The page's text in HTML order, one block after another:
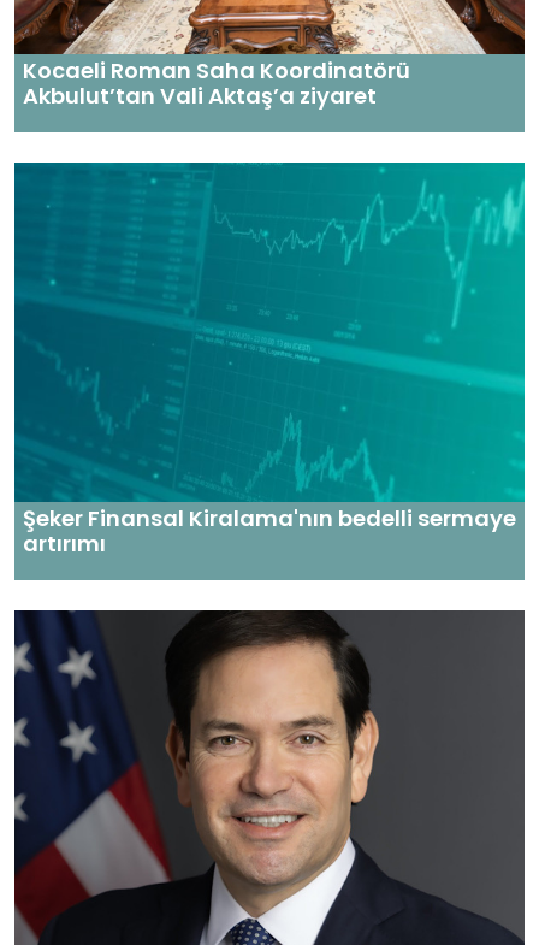
Kocaeli Roman Saha Koordinatörü
Akbulut’tan Vali Aktaş’a ziyaret
Şeker Finansal Kiralama'nın bedelli sermaye
artırımı